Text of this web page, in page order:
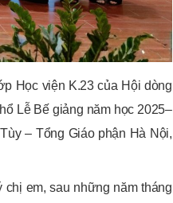
Học viện K.23 của Hội dòng
Lễ Bế giảng năm học 2025–
– Tổng Giáo phận Hà Nội,
em, sau những năm tháng